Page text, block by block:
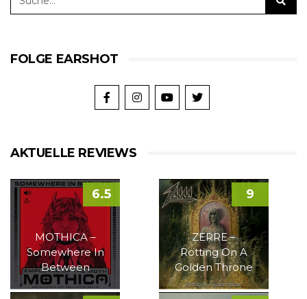
FOLGE EARSHOT
AKTUELLE REVIEWS
MOTHICA –
Somewhere In
Between
6.5
ZERRE –
Rotting On A
Golden Throne
9